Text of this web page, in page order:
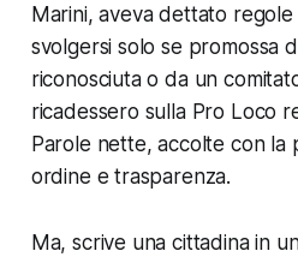
Marini, aveva dettato
svolgersi solo se promossa
riconosciuta o da un
ricadessero sulla Pro Loco
Parole nette, accolte con la
ordine e trasparenza.
Ma, scrive una cittadina in